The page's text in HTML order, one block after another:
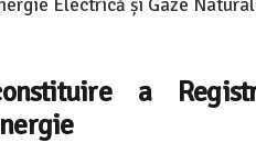
Electrică și Gaze
a